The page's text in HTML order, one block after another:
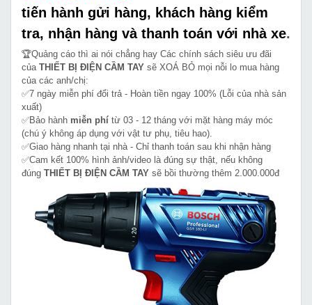
tiến hành gửi hàng, khách hàng kiểm
tra, nhận hàng và thanh toán với nhà xe.
🏆Quảng cáo thì ai nói chẳng hay Các chính sách siêu ưu đãi
của THIẾT BỊ ĐIỆN CẦM TAY sẽ XOÁ BỎ mọi nỗi lo mua hàng
của các anh/chị:
✅7 ngày miễn phí đổi trả - Hoàn tiền ngay 100% (Lỗi của nhà sản
xuất)
✅Bảo hành miễn phí từ 03 - 12 tháng với mặt hàng máy móc
(chú ý không áp dụng với vật tư phụ, tiêu hao).
✅Giao hàng nhanh tại nhà - Chỉ thanh toán sau khi nhận hàng
✅Cam kết 100% hình ảnh/video là đúng sự thật, nếu không
đúng THIẾT BỊ ĐIỆN CẦM TAY sẽ bồi thường thêm 2.000.000đ